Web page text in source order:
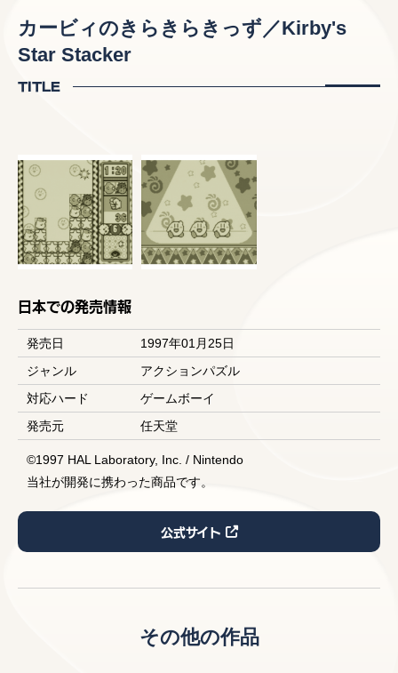
カービィのきらきらきっず／Kirby's
Star Stacker
TITLE
日本での発売情報
発売日
1997年01月25日
ジャンル
アクションパズル
対応ハード
ゲームボーイ
発売元
任天堂
©︎1997 HAL Laboratory, Inc. / Nintendo
当社が開発に携わった商品です。
公式サイト
その他の作品